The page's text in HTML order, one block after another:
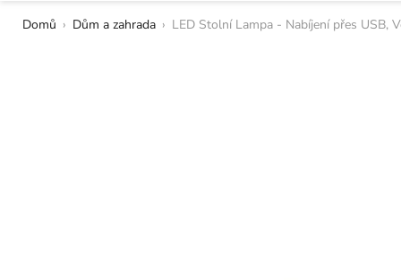
Domů › Dům a zahrada › LED Stolní Lampa - Nabíjení přes USB,